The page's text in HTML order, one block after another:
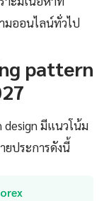
มออนไลน์ทั่วไป
pattern
design มีแนวโน้ม
ประการดังนี้